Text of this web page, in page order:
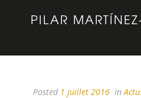
PILAR
Posted 1 juillet 2016 In